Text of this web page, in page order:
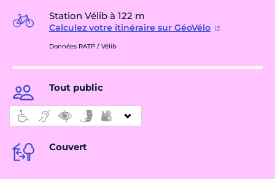
Station Vélib à 122 m
Calculez votre itinéraire sur GéoVélo
Données RATP / Vélib
Tout public
Couvert